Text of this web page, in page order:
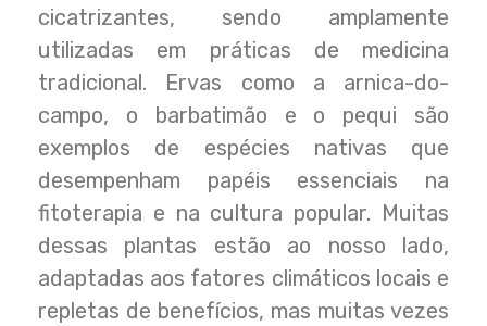
cicatrizantes, sendo amplamente
utilizadas em práticas de medicina
tradicional. Ervas como a arnica-do-
campo, o barbatimão e o pequi são
exemplos de espécies nativas que
desempenham papéis essenciais na
fitoterapia e na cultura popular. Muitas
dessas plantas estão ao nosso lado,
adaptadas aos fatores climáticos locais e
repletas de benefícios, mas muitas vezes